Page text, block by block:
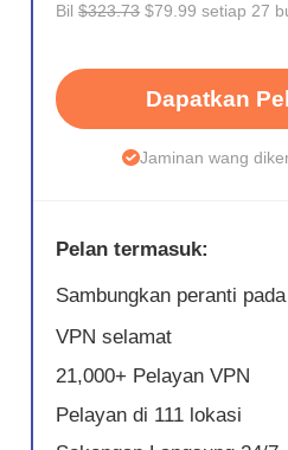
Bil$323.73 $79.99 setiap 27
Dapatkan
Jaminan wang
Pelan termasuk:
Sambungkan peranti
VPN selamat
21,000+ Pelayan VPN
Pelayan di 111 lokasi